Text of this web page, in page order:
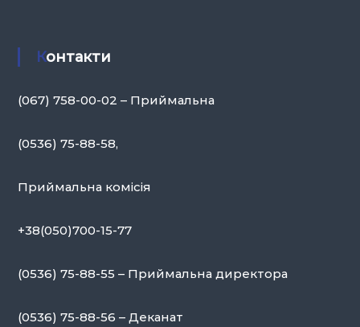
Контакти
(067) 758-00-02 – Приймальна
(0536) 75-88-58,
Приймальна комісія
+38(050)700-15-77
(0536) 75-88-55 – Приймальна директора
(0536) 75-88-56 – Деканат